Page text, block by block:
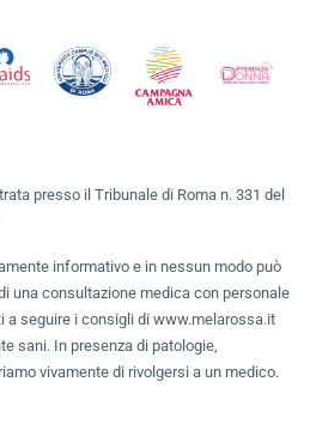
presso il Tribunale di Roma n. 331 del
informativo e in nessun modo può
una consultazione medica con personale
a seguire i consigli di www.melarossa.it
sani. In presenza di patologie,
vivamente di rivolgersi a un medico.